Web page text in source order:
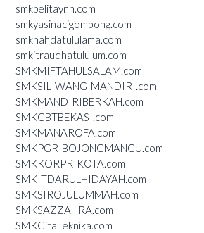
smkpelitaynh.com
smkyasinacigombong.com
smknahdatululama.com
smkitraudhatululum.com
SMKMIFTAHULSALAM.com
SMKSILIWANGIMANDIRI.com
SMKMANDIRIBERKAH.com
SMKCBTBEKASI.com
SMKMANAROFA.com
SMKPGRIBOJONGMANGU.com
SMKKORPRIKOTA.com
SMKITDARULHIDAYAH.com
SMKSIROJULUMMAH.com
SMKSAZZAHRA.com
SMKCitaTeknika.com